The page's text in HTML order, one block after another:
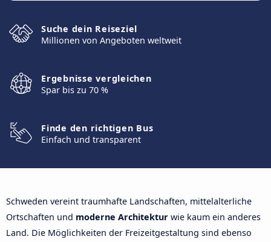
Suche dein Reiseziel
Millionen von Angeboten weltweit
Ergebnisse vergleichen
Spar bis zu 70 %
Finde den richtigen Bus
Einfach und transparent
Schweden vereint traumhafte Landschaften, mittelalterliche
Ortschaften und moderne Architektur wie kaum ein anderes
Land. Die Möglichkeiten der Freizeitgestaltung sind ebenso